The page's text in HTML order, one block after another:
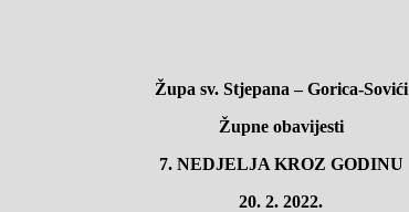
Župa sv. Stjepana – Gorica-Sovići
Župne obavijesti
7. NEDJELJA KROZ GODINU
20. 2. 2022.